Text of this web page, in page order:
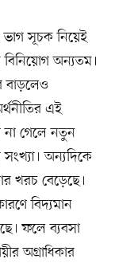
ভাগ সূচক নিয়েই
বিনিয়োগ অন্যতম।
বাড়লেও
এই
না গেলে নতুন
সংখ্যা। অন্যদিকে
খরচ বেড়েছে।
বিদ্যমান
ফলে ব্যবসা
অগ্রাধিকার